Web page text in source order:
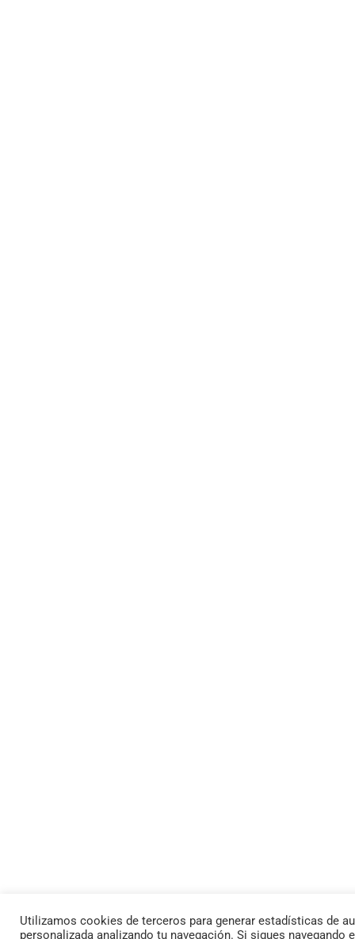
Utilizamos cookies de terceros para generar estadísticas de
personalizada analizando tu navegación. Si sigues navegando